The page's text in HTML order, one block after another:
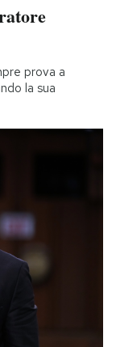
prova a
la sua